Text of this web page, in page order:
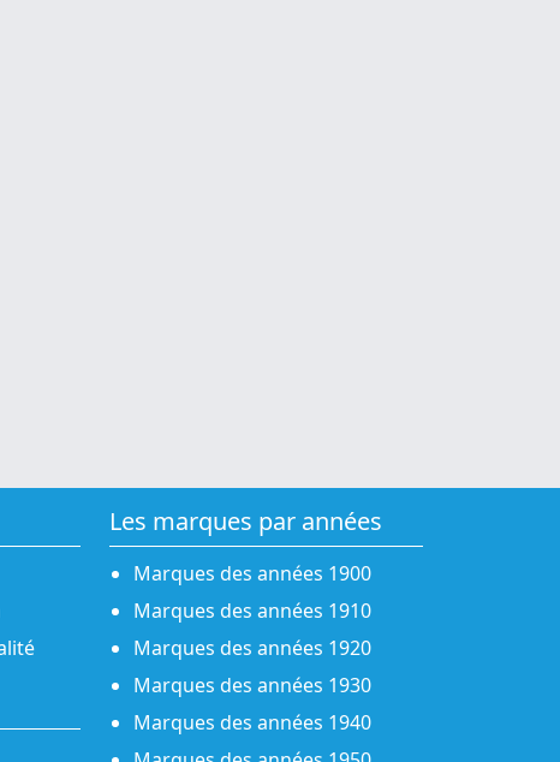
Les marques par années
Marques des années 1900
Marques des années 1910
Marques des années 1920
Marques des années 1930
Marques des années 1940